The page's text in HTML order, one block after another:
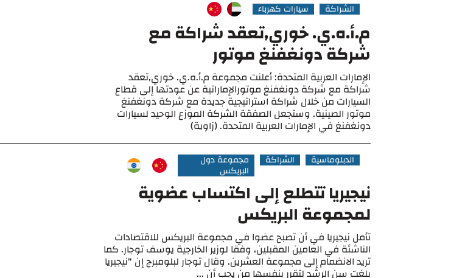
الشراكة سيارات كهرباء
م.أ.ه.ي. خوري,تعقد شراكة مع
شركة دونغفنغ موتور
الإمارات العربية المتحدة: أعلنت مجموعة م.أ.ه.ي. خوري,تعقد
شراكة مع شركة دونغفنغ موتورالإماراتية عن عودتها إلى قطاع
السيارات من خلال شراكة استراتيجية جديدة مع شركة دونغفنغ
موتور الصينية. وستجعل الصفقة الشركة الموزع الوحيد لسيارات
دونغفنغ في الإمارات العربية المتحدة. (زاوية)
الدبلوماسية الشراكة مجموعة دول
البريكس
نيجيريا تتطلع إلى اكتساب عضوية
لمجموعة البريكس
تأمل نيجيريا في أن تصبح عضوا في مجموعة البريكس للاقتصادات
الناشئة في العامين المقبلين، وفقا لوزير الخارجية يوسف توجار. كما
تريد الانضمام إلى مجموعة العشرين. وقال توجار لبلومبرج إن "نيجيريا
بلغت سن الرشد لتقرر بنفسها من يجب أن ...